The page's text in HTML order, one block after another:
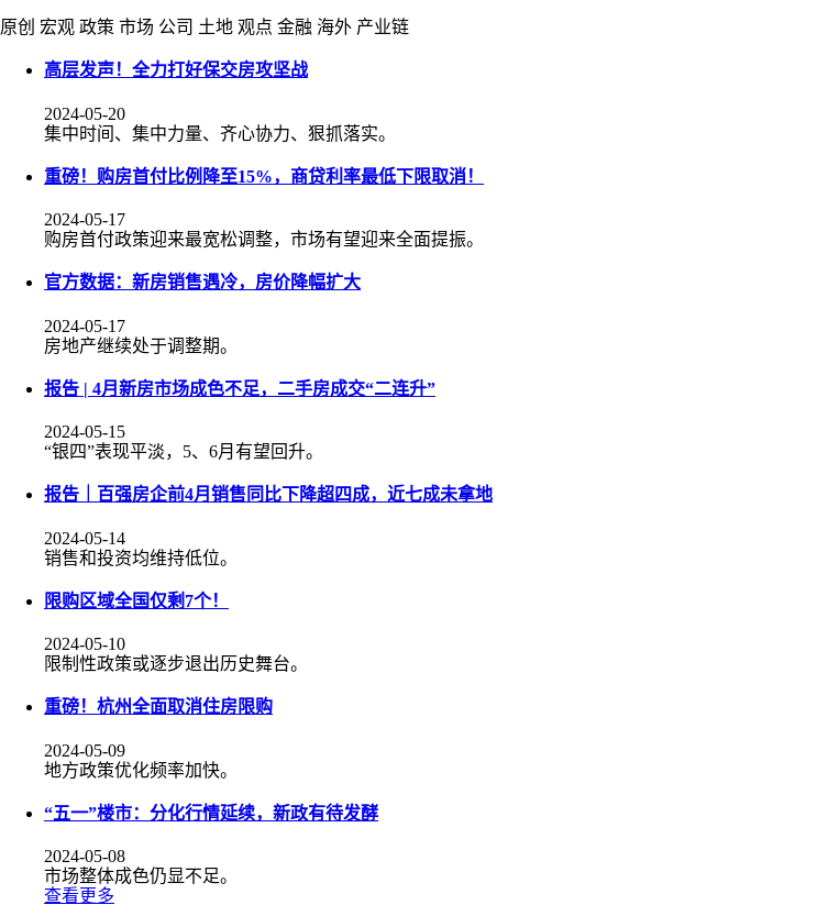
原创 宏观 政策 市场 公司 土地 观点 金融 海外 产业链
高层发声！全力打好保交房攻坚战
2024-05-20
集中时间、集中力量、齐心协力、狠抓落实。
重磅！购房首付比例降至15%，商贷利率最低下限取消！
2024-05-17
购房首付政策迎来最宽松调整，市场有望迎来全面提振。
官方数据：新房销售遇冷，房价降幅扩大
2024-05-17
房地产继续处于调整期。
报告 | 4月新房市场成色不足，二手房成交“二连升”
2024-05-15
“银四”表现平淡，5、6月有望回升。
报告｜百强房企前4月销售同比下降超四成，近七成未拿地
2024-05-14
销售和投资均维持低位。
限购区域全国仅剩7个！
2024-05-10
限制性政策或逐步退出历史舞台。
重磅！杭州全面取消住房限购
2024-05-09
地方政策优化频率加快。
“五一”楼市：分化行情延续，新政有待发酵
2024-05-08
市场整体成色仍显不足。
查看更多